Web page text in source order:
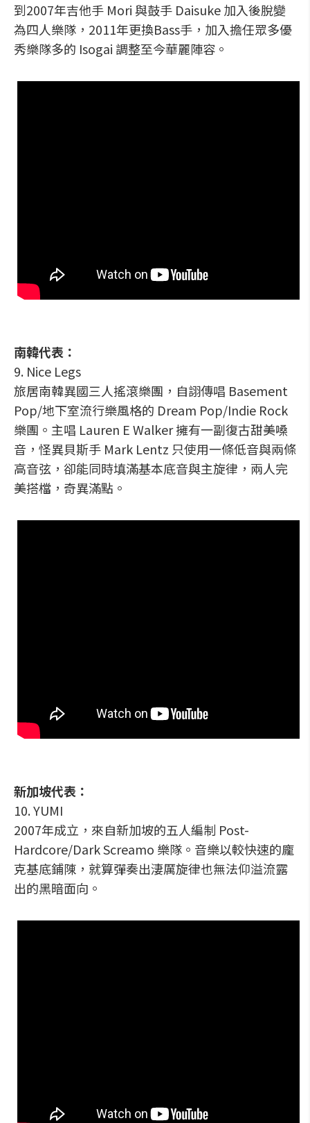
到2007年吉他手 Mori 與鼓手 Daisuke 加入後脫變
為四人樂隊，2011年更換Bass手，加入擔任眾多優
秀樂隊多的 Isogai 調整至今華麗陣容。
南韓代表：
9. Nice Legs
旅居南韓異國三人搖滾樂團，自詡傳唱 Basement
Pop/地下室流行樂風格的 Dream Pop/Indie Rock
樂團。主唱 Lauren E Walker 擁有一副復古甜美嗓
音，怪異貝斯手 Mark Lentz 只使用一條低音與兩條
高音弦，卻能同時填滿基本底音與主旋律，兩人完
美搭檔，奇異滿點。
新加坡代表：
10. YUMI
2007年成立，來自新加坡的五人編制 Post-
Hardcore/Dark Screamo 樂隊。音樂以較快速的龐
克基底鋪陳，就算彈奏出淒厲旋律也無法仰溢流露
出的黑暗面向。